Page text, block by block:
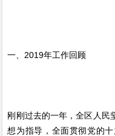
一、2019年工作回顾
刚刚过去的一年，全区人民
想为指导，全面贯彻党的